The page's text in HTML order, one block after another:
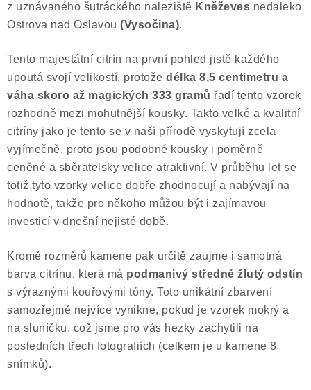
Formulář pro odstoupení od smlouvy
z uznávaného šutráckého naleziště Kněževes nedaleko
Ostrova nad Oslavou (Vysočina).
Tento majestátní citrín na první pohled jistě každého
upoutá svojí velikostí, protože délka 8,5 centimetru a
váha skoro až magických 333 gramů řadí tento vzorek
rozhodně mezi mohutnější kousky. Takto velké a kvalitní
citríny jako je tento se v naší přírodě vyskytují zcela
vyjímečně, proto jsou podobné kousky i poměrně
ceněné a sběratelsky velice atraktivní. V průběhu let se
totiž tyto vzorky velice dobře zhodnocují a nabývají na
hodnotě, takže pro někoho můžou být i zajímavou
investicí v dnešní nejisté době.
Kromě rozměrů kamene pak určitě zaujme i samotná
barva citrínu, která má podmanivý středně žlutý odstín
s výraznými kouřovými tóny. Toto unikátní zbarvení
samozřejmě nejvíce vynikne, pokud je vzorek mokrý a
na sluníčku, což jsme pro vás hezky zachytili na
posledních třech fotografiích (celkem je u kamene 8
snímků).